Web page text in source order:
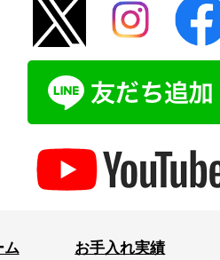
ム
お手入れ実績